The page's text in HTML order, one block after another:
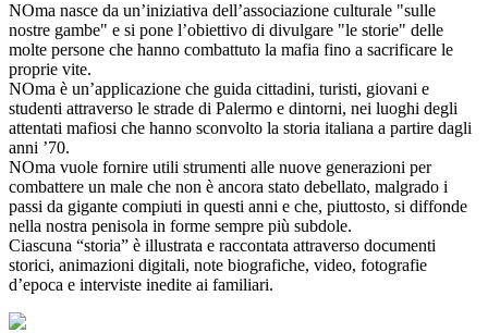
NOma nasce da un’iniziativa dell’associazione culturale "sulle
nostre gambe" e si pone l’obiettivo di divulgare "le storie" delle
molte persone che hanno combattuto la mafia fino a sacrificare le
proprie vite.
NOma è un’applicazione che guida cittadini, turisti, giovani e
studenti attraverso le strade di Palermo e dintorni, nei luoghi degli
attentati mafiosi che hanno sconvolto la storia italiana a partire dagli
anni ’70.
NOma vuole fornire utili strumenti alle nuove generazioni per
combattere un male che non è ancora stato debellato, malgrado i
passi da gigante compiuti in questi anni e che, piuttosto, si diffonde
nella nostra penisola in forme sempre più subdole.
Ciascuna “storia” è illustrata e raccontata attraverso documenti
storici, animazioni digitali, note biografiche, video, fotografie
d’epoca e interviste inedite ai familiari.